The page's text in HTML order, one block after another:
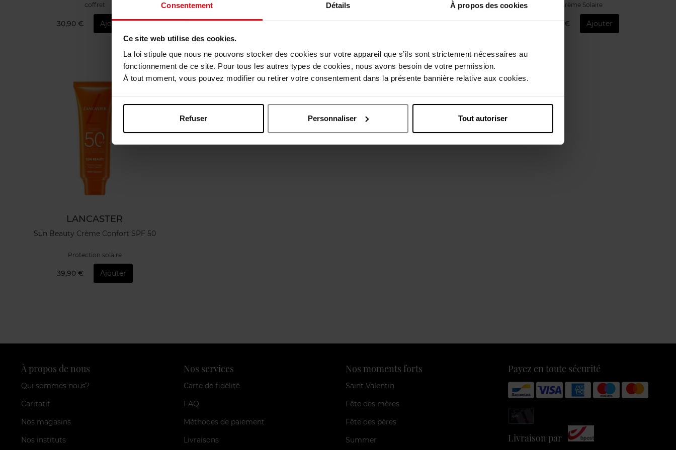
Consentement Détails À propos des cookies
Ce site web utilise des cookies.
La loi stipule que nous ne pouvons stocker des cookies sur votre appareil que s’ils sont strictement nécessaires au
fonctionnement de ce site. Pour tous les autres types de cookies, nous avons besoin de votre permission.
À tout moment, vous pouvez modifier ou retirer votre consentement dans la présente bannière relative aux cookies.
Refuser Personnaliser Tout autoriser
coffret
30,90 € Ajouter 34,50 € Ajouter 53,50 € Ajouter
Crème Solaire
59,50 € Ajouter
LANCASTER
Sun Beauty Crème Confort SPF 50
Protection solaire
39,90 € Ajouter
À propos de nous
Qui sommes nous?
Caritatif
Nos magasins
Nos instituts
Nos services
Carte de fidélité
FAQ
Méthodes de paiement
Livraisons
Nos moments forts
Saint Valentin
Fête des mères
Fête des pères
Summer
Payez en toute sécurité
Livraison par